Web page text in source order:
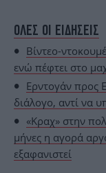
ΟΛΕΣ ΟΙ ΕΙΔΗΣΕΙΣ
Βίντεο-
ενώ πέφτει στο
Ερντογάν προς
διάλογο, αντί να
«Κραχ» στην
μήνες η αγορά
εξαφανιστεί